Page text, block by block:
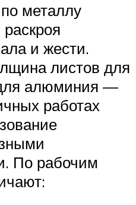
металлу
и жести.
листов для
алюминия —
работах
По рабочим